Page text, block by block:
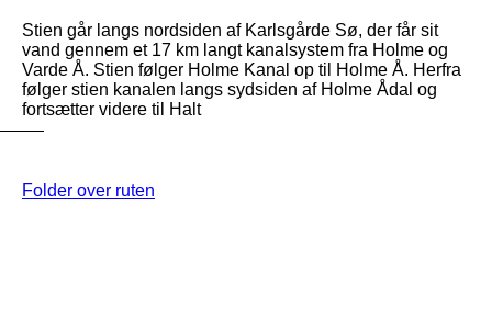
Stien går langs nordsiden af Karlsgårde Sø, der får sit
vand gennem et 17 km langt kanalsystem fra Holme og
Varde Å. Stien følger Holme Kanal op til Holme Å. Herfra
følger stien kanalen langs sydsiden af Holme Ådal og
fortsætter videre til Halt
Folder over ruten